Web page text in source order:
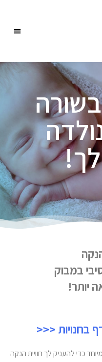
במבוק
יותר!
<<<
כדי להעניק לך חוויית הנקה